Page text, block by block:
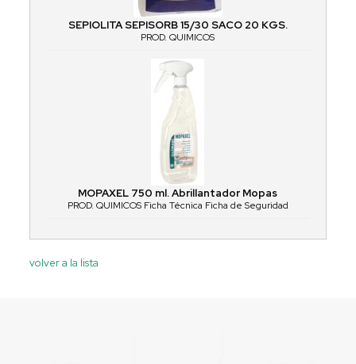
SEPIOLITA SEPISORB 15/30 SACO 20 KGS.
PROD. QUIMICOS
MOPAXEL 750 ml. Abrillantador Mopas
PROD. QUIMICOS Ficha Técnica Ficha de Seguridad
volver a la lista